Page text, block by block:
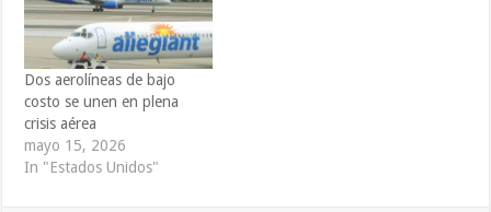
Dos aerolíneas de bajo
costo se unen en plena
crisis aérea
mayo 15, 2026
In "Estados Unidos"